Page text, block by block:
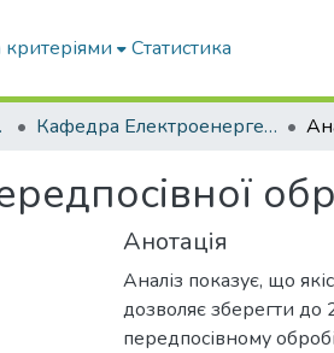
Статистика
Кафедра Електроенергетики і електротехнологій
Анотація
Аналіз показує, що
дозволяє зберегти
передпосівному